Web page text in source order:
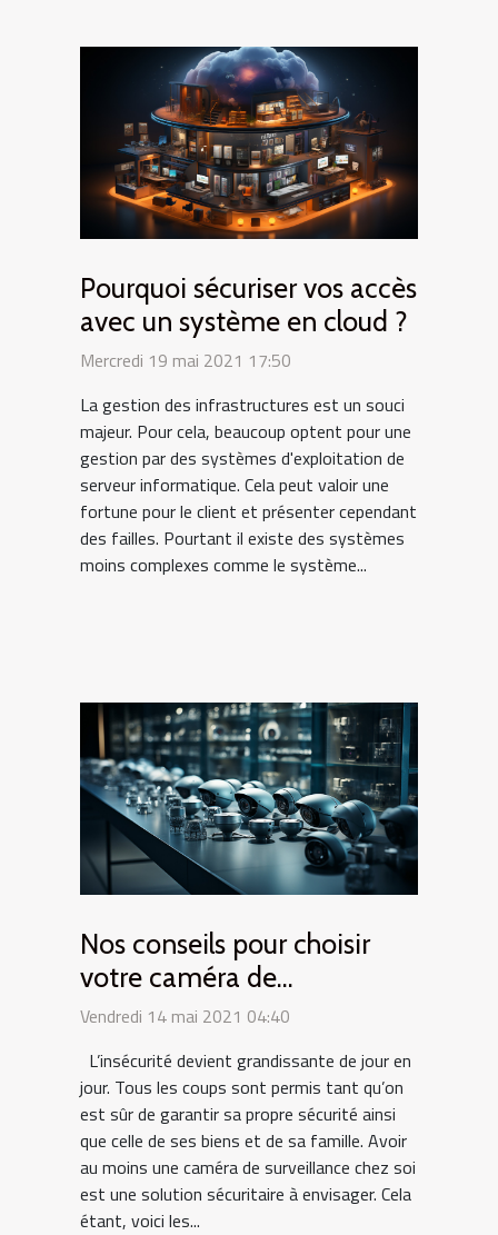
Pourquoi sécuriser vos accès
avec un système en cloud ?
Mercredi 19 mai 2021 17:50
La gestion des infrastructures est un souci
majeur. Pour cela, beaucoup optent pour une
gestion par des systèmes d'exploitation de
serveur informatique. Cela peut valoir une
fortune pour le client et présenter cependant
des failles. Pourtant il existe des systèmes
moins complexes comme le système...
Nos conseils pour choisir
votre caméra de
surveillance
Vendredi 14 mai 2021 04:40
L’insécurité devient grandissante de jour en
jour. Tous les coups sont permis tant qu’on
est sûr de garantir sa propre sécurité ainsi
que celle de ses biens et de sa famille. Avoir
au moins une caméra de surveillance chez soi
est une solution sécuritaire à envisager. Cela
étant, voici les...